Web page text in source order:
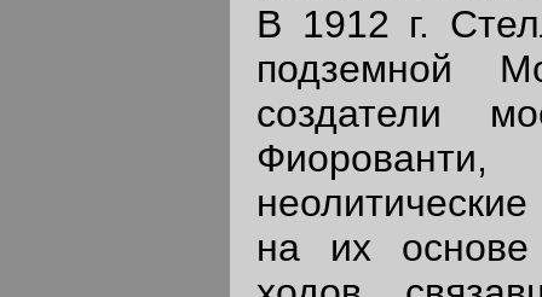
В 1912 г.
подземной
создатели
на их основе